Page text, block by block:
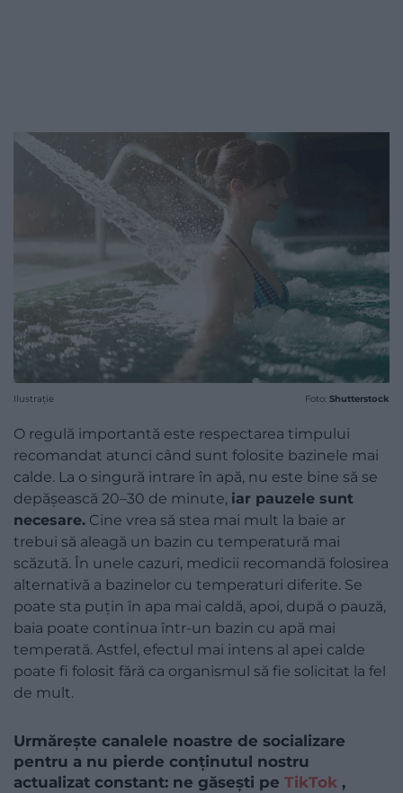
Ilustrație Foto: Shutterstock
O regulă importantă este respectarea timpului
recomandat atunci când sunt folosite bazinele mai
calde. La o singură intrare în apă, nu este bine să se
depășească 20–30 de minute, iar pauzele sunt
necesare. Cine vrea să stea mai mult la baie ar
trebui să aleagă un bazin cu temperatură mai
scăzută. În unele cazuri, medicii recomandă folosirea
alternativă a bazinelor cu temperaturi diferite. Se
poate sta puțin în apa mai caldă, apoi, după o pauză,
baia poate continua într-un bazin cu apă mai
temperată. Astfel, efectul mai intens al apei calde
poate fi folosit fără ca organismul să fie solicitat la fel
de mult.
Urmărește canalele noastre de socializare
pentru a nu pierde conținutul nostru
actualizat constant: ne găsești pe TikTok ,